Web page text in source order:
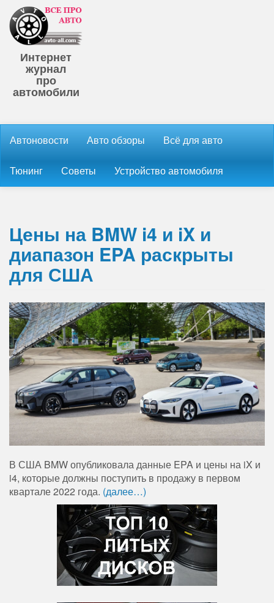
Интернет
журнал
про
автомобили
Автоновости Авто обзоры Всё для авто
Тюнинг Советы Устройство автомобиля
Цены на BMW i4 и iX и
диапазон EPA раскрыты
для США
В США BMW опубликовала данные EPA и цены на iX и
i4, которые должны поступить в продажу в первом
квартале 2022 года. (далее…)